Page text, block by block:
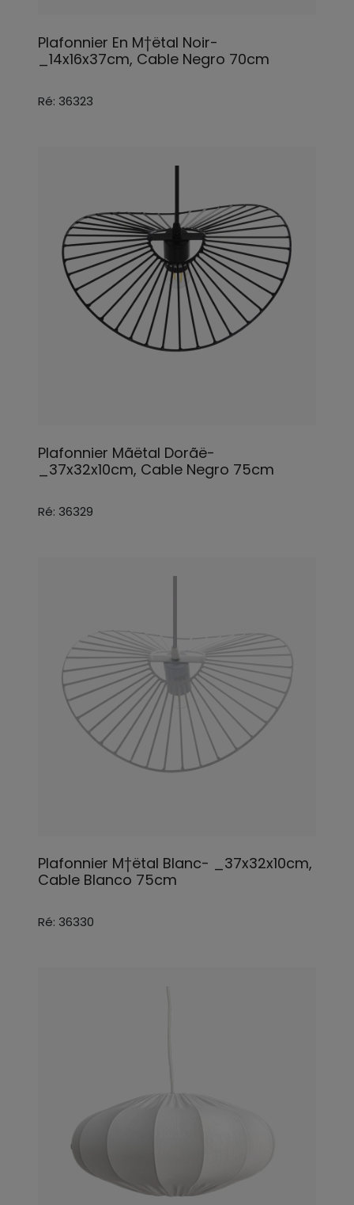
Plafonnier En M†ëtal Noir-
_14x16x37cm, Cable Negro 70cm
Ré: 36323
Plafonnier Mãëtal Dorãë-
_37x32x10cm, Cable Negro 75cm
Ré: 36329
Plafonnier M†ëtal Blanc- _37x32x10cm,
Cable Blanco 75cm
Ré: 36330